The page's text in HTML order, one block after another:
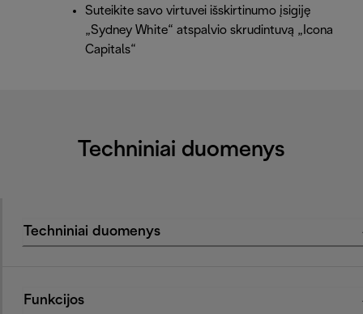
Suteikite savo virtuvei išskirtinumo įsigiję
„Sydney White“ atspalvio skrudintuvą „Icona
Capitals“
Techniniai duomenys
Techniniai duomenys
Funkcijos